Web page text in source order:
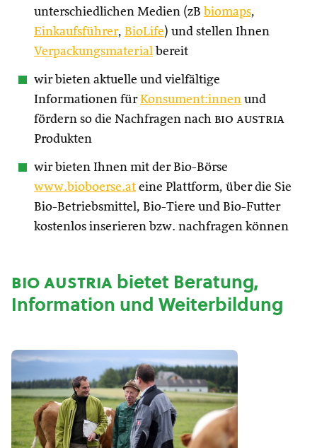
unterschiedlichen Medien (zB biomaps,
Einkaufsführer, BioLife) und stellen Ihnen
Verpackungsmaterial bereit
wir bieten aktuelle und vielfältige
Informationen fürKonsument:innen und
fördern so die Nachfragen nach bio austria
Produkten
wir bieten Ihnen mit der Bio-Börse
www.bioboerse.at eine Plattform, über die Sie
Bio-Betriebsmittel, Bio-Tiere und Bio-Futter
kostenlos inserieren bzw. nachfragen können
bio austriabietet Beratung,
Information und Weiterbildung